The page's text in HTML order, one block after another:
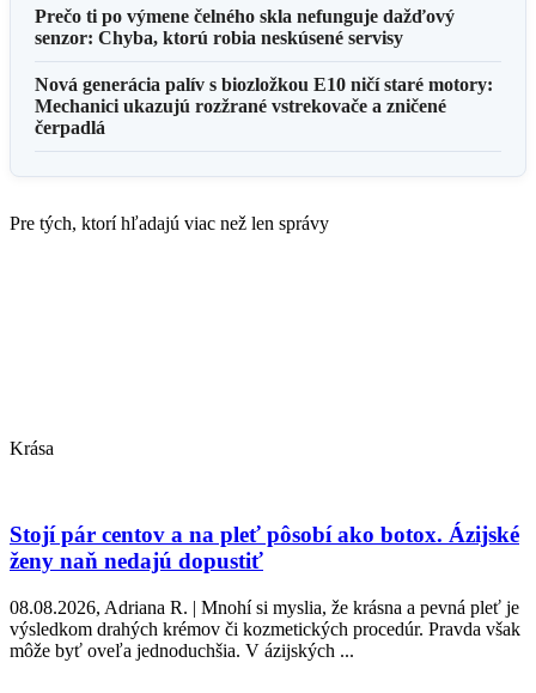
Prečo ti po výmene čelného skla nefunguje dažďový
senzor: Chyba, ktorú robia neskúsené servisy
Nová generácia palív s biozložkou E10 ničí staré motory:
Mechanici ukazujú rozžrané vstrekovače a zničené
čerpadlá
Pre tých, ktorí hľadajú viac než len správy
Krása
Stojí pár centov a na pleť pôsobí ako botox. Ázijské
ženy naň nedajú dopustiť
08.08.2026, Adriana R. | Mnohí si myslia, že krásna a pevná pleť je
výsledkom drahých krémov či kozmetických procedúr. Pravda však
môže byť oveľa jednoduchšia. V ázijských ...